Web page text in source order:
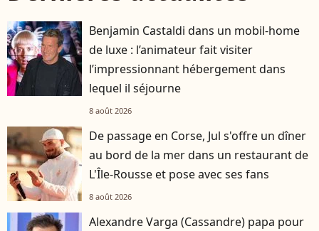
Benjamin Castaldi dans un mobil-home
de luxe : l’animateur fait visiter
l’impressionnant hébergement dans
lequel il séjourne
8 août 2026
De passage en Corse, Jul s'offre un dîner
au bord de la mer dans un restaurant de
L'Île-Rousse et pose avec ses fans
8 août 2026
Alexandre Varga (Cassandre) papa pour